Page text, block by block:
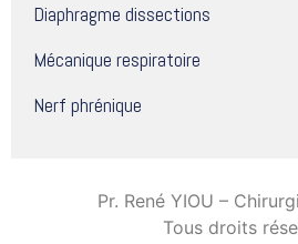
Diaphragme dissections
Mécanique respiratoire
Nerf phrénique
Pr. René YIOU –
Tous droits